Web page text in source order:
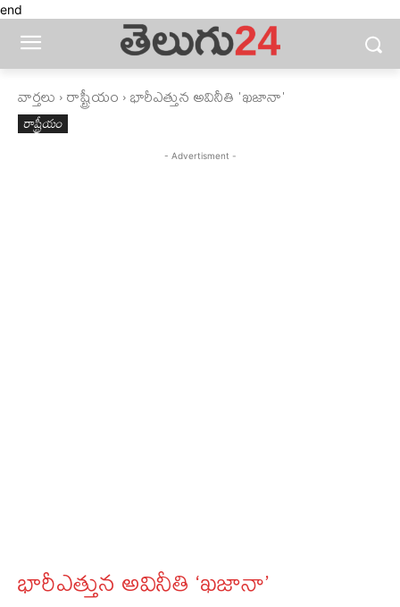
end
వార్తలు రాష్ట్రీయం భారీఎత్తున అవినీతి 'ఖజానా'
రాష్ట్రీయం
- Advertisment -
భారీఎత్తున అవినీతి ‘ఖజానా’